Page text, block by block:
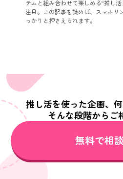
テムと組み合わせて楽しめる“推し
注目。この記事を読めば、スマホリ
っかりと押さえられます。
推し活を使った企画、
そんな段階からご
無料で相